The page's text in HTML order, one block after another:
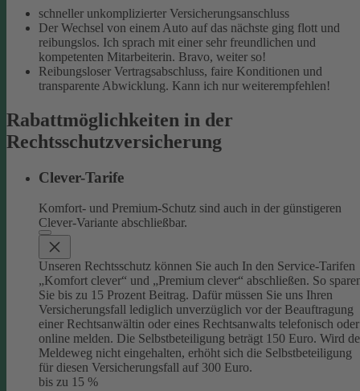
schneller unkomplizierter Versicherungsanschluss
Der Wechsel von einem Auto auf das nächste ging flott und
reibungslos. Ich sprach mit einer sehr freundlichen und
kompetenten Mitarbeiterin. Bravo, weiter so!
Reibungsloser Vertragsabschluss, faire Konditionen und
transparente Abwicklung. Kann ich nur weiterempfehlen!
Rabattmöglichkeiten in der
Rechtsschutzversicherung
Clever-Tarife
Komfort- und Premium-Schutz sind auch in der günstigeren
Clever-Variante abschließbar.
Unseren Rechtsschutz können Sie auch In den Service-Tarifen
„Komfort clever“ und „Premium clever“ abschließen. So
Sie bis zu 15 Prozent Beitrag. Dafür müssen Sie uns Ihren
Versicherungsfall lediglich unverzüglich vor der Beauftragung
einer Rechtsanwältin oder eines Rechtsanwalts telefonisch oder
online melden. Die Selbstbeteiligung beträgt 150 Euro. Wird
Meldeweg nicht eingehalten, erhöht sich die Selbstbeteiligung
für diesen Versicherungsfall auf 300 Euro.
bis zu 15 %